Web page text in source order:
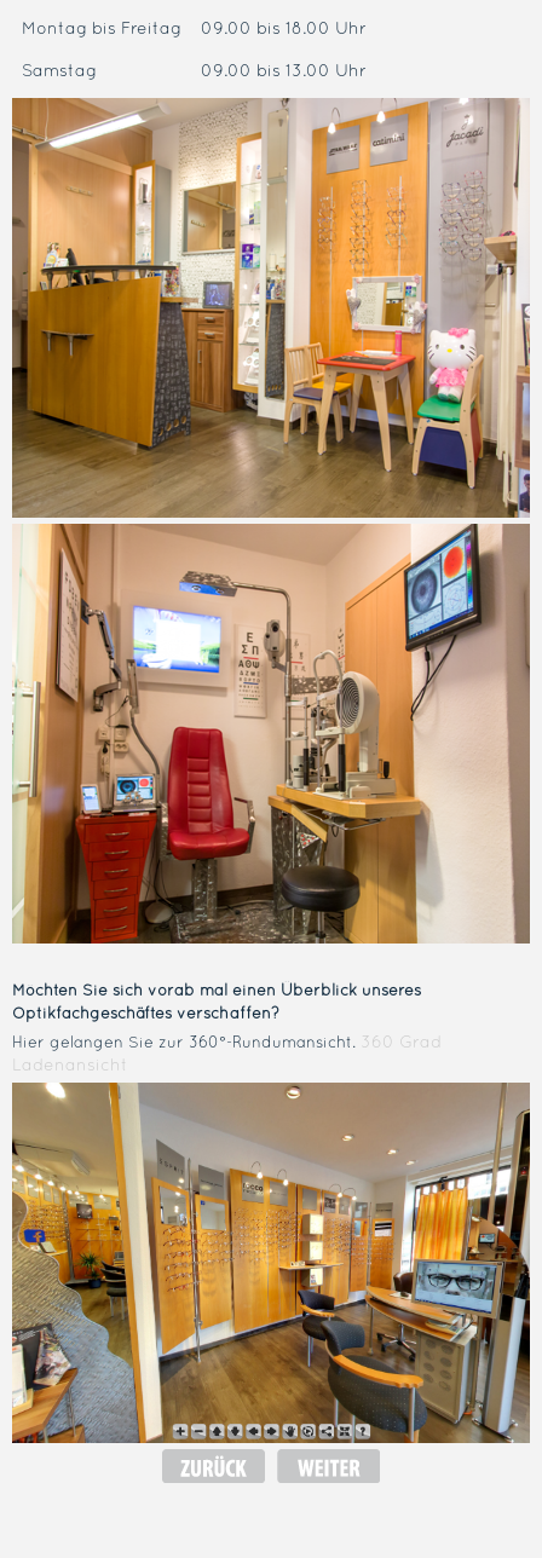
Montag bis Freitag
09.00 bis 18.00 Uhr
Samstag 09.00 bis 13.00 Uhr
Möchten Sie sich vorab mal einen Überblick unseres
Optikfachgeschäftes verschaffen?
Hier gelangen Sie zur 360°-Rundumansicht. 360 Grad
Ladenansicht